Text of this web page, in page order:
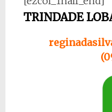
TRINDADE
(